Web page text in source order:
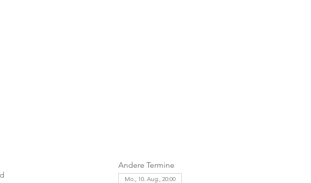
Andere Termine
Mo., 10. Aug., 20:00